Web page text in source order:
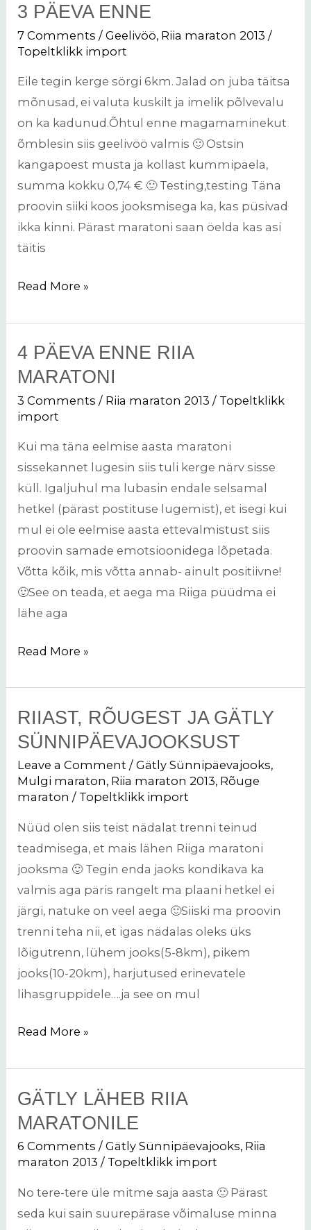
3 PÄEVA ENNE
7 Comments /Geelivöö, Riia maraton 2013 /
Topeltklikk import
Eile tegin kerge sörgi 6km. Jalad on juba täitsa
mõnusad, ei valuta kuskilt ja imelik põlvevalu
on ka kadunud.Õhtul enne magamaminekut
õmblesin siis geelivöö valmis 🙂 Ostsin
kangapoest musta ja kollast kummipaela,
summa kokku 0,74 € 🙂 Testing,testing Täna
proovin siiki koos jooksmisega ka, kas püsivad
ikka kinni. Pärast maratoni saan öelda kas asi
täitis
3
päeva
enne
Read More »
4 PÄEVA ENNE RIIA
MARATONI
3 Comments / Riia maraton 2013 / Topeltklikk
import
Kui ma täna eelmise aasta maratoni
sissekannet lugesin siis tuli kerge närv sisse
küll. Igaljuhul ma lubasin endale selsamal
hetkel (pärast postituse lugemist), et isegi kui
mul ei ole eelmise aasta ettevalmistust siis
proovin samade emotsioonidega lõpetada.
Võtta kõik, mis võtta annab- ainult positiivne!
🙂See on teada, et aega ma Riiga püüdma ei
lähe aga
4
päeva
Riia
Read More »
RIIAST, RÕUGEST JA GÄTLY
SÜNNIPÄEVAJOOKSUST
Leave a Comment /Gätly Sünnipäevajooks,
Mulgi maraton, Riia maraton 2013, Rõuge
maraton / Topeltklikk import
Nüüd olen siis teist nädalat trenni teinud
teadmisega, et mais lähen Riiga maratoni
jooksma 🙂 Tegin enda jaoks kondikava ka
valmis aga päris rangelt ma plaani hetkel ei
järgi, natuke on veel aega 🙂Siiski ma proovin
trenni teha nii, et igas nädalas oleks üks
lõigutrenn, lühem jooks(5-8km), pikem
jooks(10-20km), harjutused erinevatele
lihasgruppidele….ja see on mul
Riiast,
Rõugest
Gätly
sünnipäevajooksust
Read More »
GÄTLY LÄHEB RIIA
MARATONILE
6 Comments /Gätly Sünnipäevajooks, Riia
maraton 2013 / Topeltklikk import
No tere-tere üle mitme saja aasta 🙂 Pärast
seda kui sain suurepärase võimaluse minna
Gätly
läheb
Maratonile